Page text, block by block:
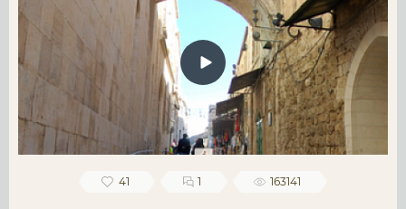
41 1 163141